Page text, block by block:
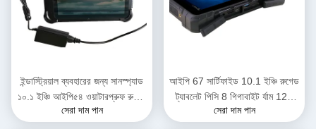
ইন্ডাস্ট্রিয়াল ব্যবহারের জন্য সানস্প্যাড
১০.১ ইঞ্চি আইপি৫৪ ওয়াটারপ্রুফ রুগেড
ট্যাবলেট পিসি ইনটেল আই৫ ৭২০০ইউ ৮
সেরা দাম পান
আইপি 67 সার্টিফাইড 10.1 ইঞ্চি রুগেড
ট্যাবলেট পিসি 8 গিগাবাইট র্যাম 128
গিগাবাইট রম সহ শিল্প ব্যবহারের জন্য
সেরা দাম পান